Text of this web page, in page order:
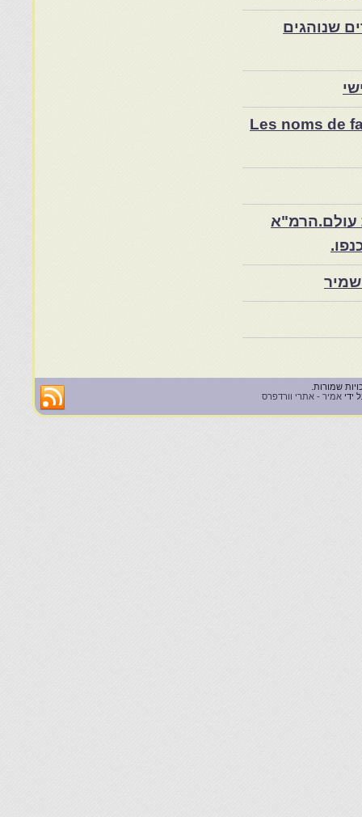
שנוהגים
Les noms de
עולם.הרמ"א
ידי אמיר - אתרי וורדפרס